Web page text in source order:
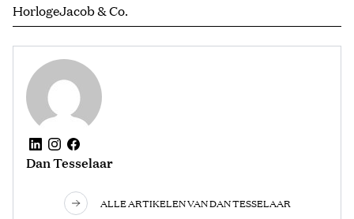
HorlogeJacob & Co.
Dan Tesselaar
ALLE ARTIKELEN VAN DAN TESSELAAR